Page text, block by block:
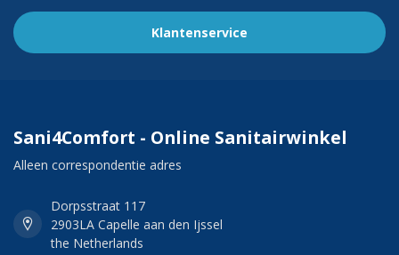
Klantenservice
Sani4Comfort - Online Sanitairwinkel
Alleen correspondentie adres
Dorpsstraat 117
2903LA Capelle aan den Ijssel
the Netherlands